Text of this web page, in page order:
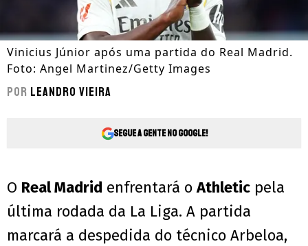
Vinicius Júnior após uma partida do Real Madrid.
Foto: Angel Martinez/Getty Images
Por Leandro Vieira
Segue a gente no Google!
O Real Madrid enfrentará oAthletic pela
última rodada da La Liga. A partida
marcará a despedida do técnico Arbeloa,